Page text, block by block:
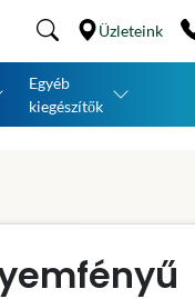
Üzleteink
Egyéb
kiegészítők